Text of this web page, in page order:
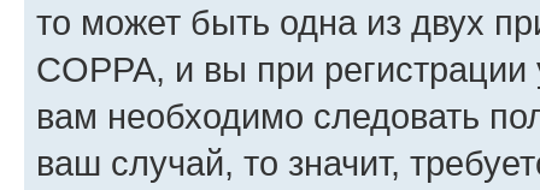
то может быть одна из двух
COPPA, и вы при
вам необходимо следовать
ваш случай, то значит,